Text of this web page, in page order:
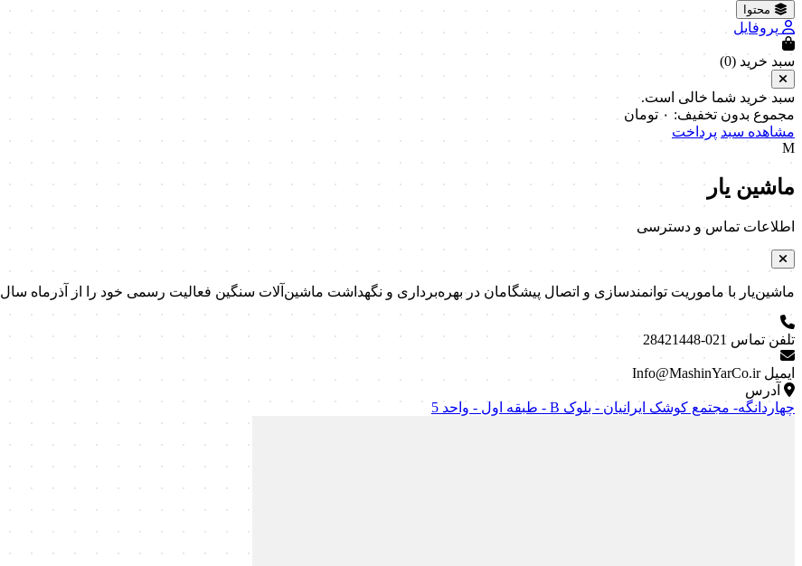
محتوا
پروفایل
سبد خرید (0
)
سبد خرید شما خالی است.
مجموع بدون تخفیف: ۰ تومان
مشاهده سبد پرداخت
M
ماشین یار
اطلاعات تماس و دسترسی
ماشین‌یار با ماموریت توانمندسازی و اتصال پیشگامان در بهره‌برداری و نگهداشت ماشین‌آلات سنگین فعالیت رسمی خود را از آذرماه سال ۱۳۹۷ آغاز کرد.
تلفن تماس 021-28421448
ایمیل Info@MashinYarCo.ir
آدرس
چهاردانگه- مجتمع کوشک ایرانیان - بلوک B - طبقه اول - واحد 5